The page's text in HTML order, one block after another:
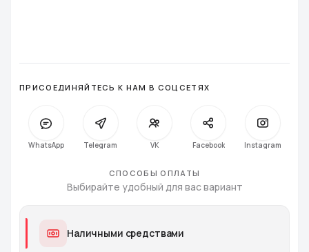
ПРИСОЕДИНЯЙТЕСЬ К НАМ В СОЦСЕТЯХ
СПОСОБЫ ОПЛАТЫ
Выбирайте удобный для вас вариант
Наличными средствами